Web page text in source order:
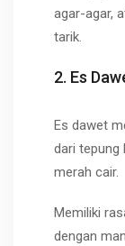
agar-agar,
tarik.
2. Es
Es dawet
dari tepung
merah cair.
Memiliki
dengan